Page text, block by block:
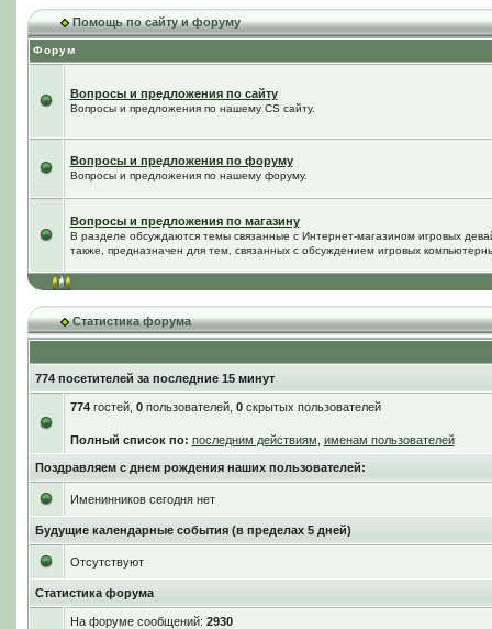
Помощь по сайту и форуму
Форум
Вопросы и предложения по сайту
Вопросы и предложения по нашему CS сайту.
Вопросы и предложения по форуму
Вопросы и предложения по нашему форуму.
Вопросы и предложения по магазину
В разделе обсуждаются темы связанные с Интернет-магазином игровых
также, предназначен для тем, связанных с обсуждением игровых
Статистика форума
774 посетителей за последние 15 минут
774гостей, 0пользователей, 0скрытых пользователей
Полный список по: последним действиям именам пользователей
Поздравляем с днем рождения наших пользователей:
Именинников сегодня нет
Будущие календарные события (в пределах 5 дней)
Отсутствуют
Статистика форума
На форуме сообщений: 2930